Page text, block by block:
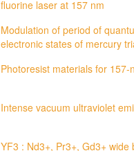
fluorine laser at 157 nm
Modulation of period of
electronic states of mercury
Photoresist materials for
Intense vacuum ultraviolet
YF3 : Nd3+, Pr3+, Gd3+